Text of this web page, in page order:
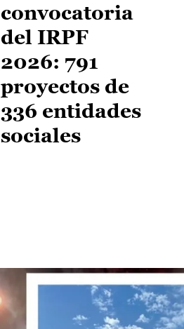
convocatoria
del IRPF
2026: 791
proyectos de
336 entidades
sociales